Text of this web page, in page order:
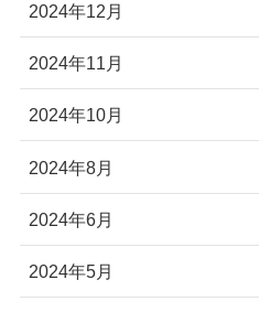
2024年12月
2024年11月
2024年10月
2024年8月
2024年6月
2024年5月